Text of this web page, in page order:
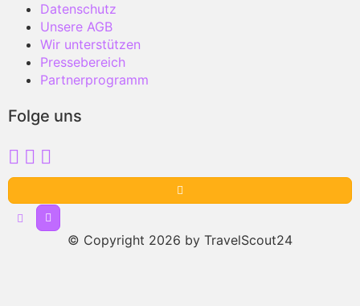
Datenschutz
Unsere AGB
Wir unterstützen
Pressebereich
Partnerprogramm
Folge uns
© Copyright 2026 by TravelScout24